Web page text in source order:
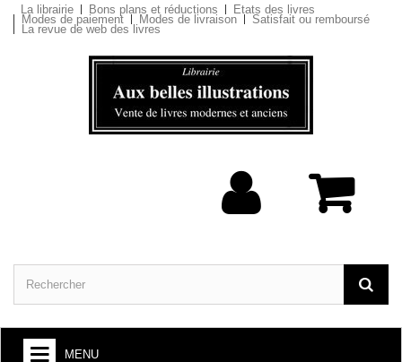
La librairie Bons plans et réductions Etats des livres
Modes de paiement Modes de livraison Satisfait ou remboursé
La revue de web des livres
MENU